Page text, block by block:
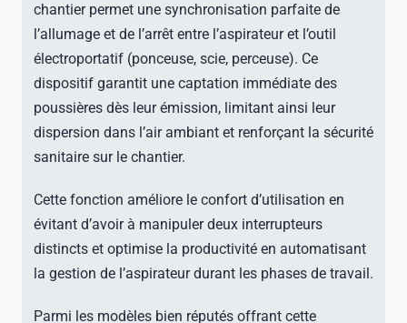
chantier permet une synchronisation parfaite de
l’allumage et de l’arrêt entre l’aspirateur et l’outil
électroportatif (ponceuse, scie, perceuse). Ce
dispositif garantit une captation immédiate des
poussières dès leur émission, limitant ainsi leur
dispersion dans l’air ambiant et renforçant la sécurité
sanitaire sur le chantier.
Cette fonction améliore le confort d’utilisation en
évitant d’avoir à manipuler deux interrupteurs
distincts et optimise la productivité en automatisant
la gestion de l’aspirateur durant les phases de travail.
Parmi les modèles bien réputés offrant cette